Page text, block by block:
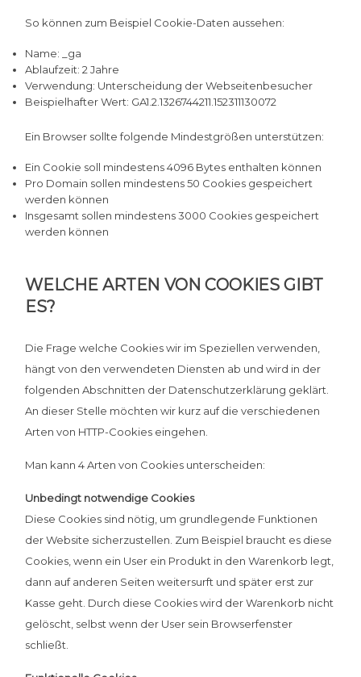
So können zum Beispiel Cookie-Daten aussehen:
Name: _ga
Ablaufzeit: 2 Jahre
Verwendung: Unterscheidung der Webseitenbesucher
Beispielhafter Wert: GA1.2.1326744211.152311130072
Ein Browser sollte folgende Mindestgrößen unterstützen:
Ein Cookie soll mindestens 4096 Bytes enthalten können
Pro Domain sollen mindestens 50 Cookies gespeichert
werden können
Insgesamt sollen mindestens 3000 Cookies gespeichert
werden können
WELCHE ARTEN VON COOKIES GIBT
ES?
Die Frage welche Cookies wir im Speziellen verwenden,
hängt von den verwendeten Diensten ab und wird in der
folgenden Abschnitten der Datenschutzerklärung geklärt.
An dieser Stelle möchten wir kurz auf die verschiedenen
Arten von HTTP-Cookies eingehen.
Man kann 4 Arten von Cookies unterscheiden:
Unbedingt notwendige Cookies
Diese Cookies sind nötig, um grundlegende Funktionen
der Website sicherzustellen. Zum Beispiel braucht es diese
Cookies, wenn ein User ein Produkt in den Warenkorb legt,
dann auf anderen Seiten weitersurft und später erst zur
Kasse geht. Durch diese Cookies wird der Warenkorb nicht
gelöscht, selbst wenn der User sein Browserfenster
schließt.